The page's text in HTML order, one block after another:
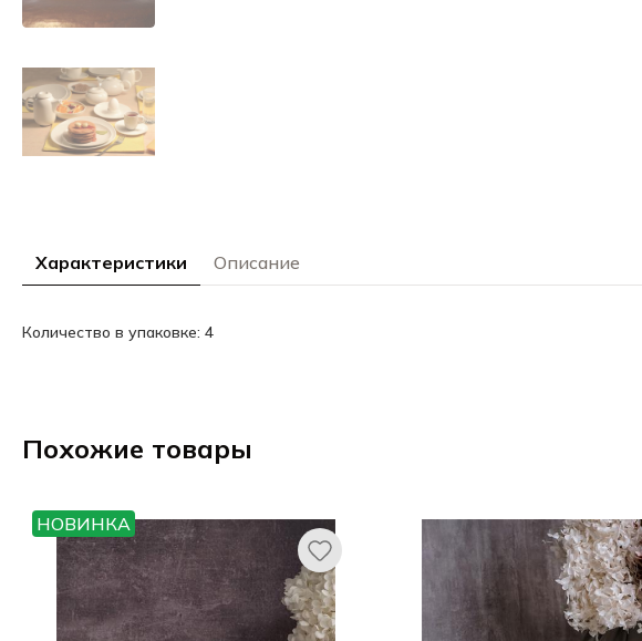
Характеристики Описание
Количество в упаковке: 4
Похожие товары
НОВИНКА